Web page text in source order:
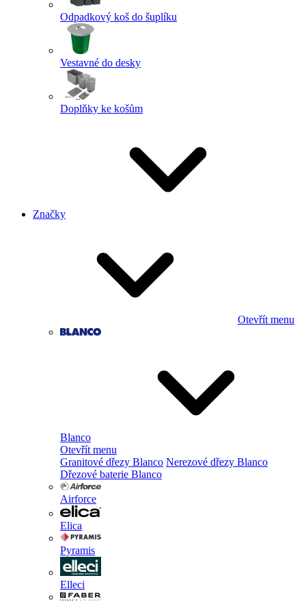
Odpadkový koš do šuplíku
Vestavné do desky
Doplňky ke košům
Značky
Otevřít menu
Blanco
Otevřít menu
Granitové dřezy Blanco Nerezové dřezy Blanco
Dřezové baterie Blanco
Airforce
Elica
Pyramis
Elleci